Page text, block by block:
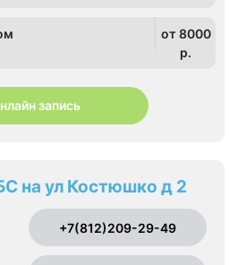
от 8000
p.
запись
на ул Костюшко д 2
+7(812)209-29-49